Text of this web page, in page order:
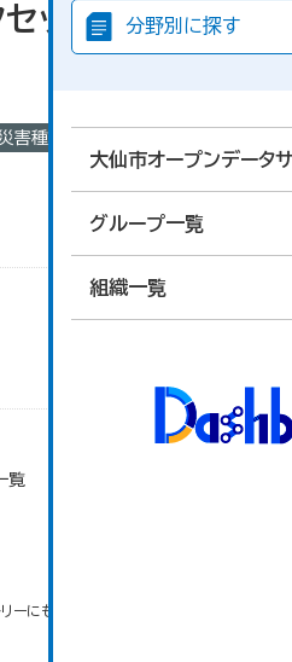
分野別に探す
大仙市オープンデータ
グループ一覧
組織一覧
ットが見つか
災害種別
覧
ーにもアクセス可能です